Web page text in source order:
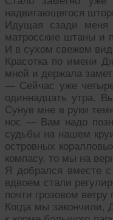
надвигающегося
Идущая сзади
матросские штаны и
И в сухом свежем
Красотка по имени
мной и держала
— Сейчас уже
одиннадцать утра.
Сунув мне в руки
нос — Вам надо
судьбы на нашем
островных
компасу, то мы на
Я добрался вместе
вдвоем стали
почти грозовом
Когда мы